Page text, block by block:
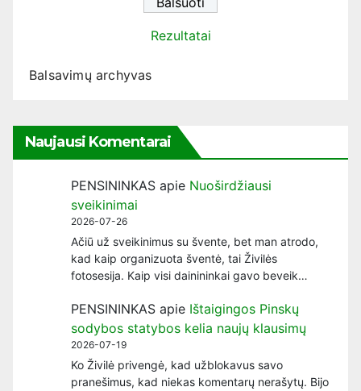
Rezultatai
Balsavimų archyvas
Naujausi Komentarai
PENSININKAS apie Nuoširdžiausi
sveikinimai
2026-07-26
Ačiū už sveikinimus su švente, bet man atrodo,
kad kaip organizuota šventė, tai Živilės
fotosesija. Kaip visi dainininkai gavo beveik…
PENSININKAS apie Ištaigingos Pinskų
sodybos statybos kelia naujų klausimų
2026-07-19
Ko Živilė privengė, kad užblokavus savo
pranešimus, kad niekas komentarų nerašytų. Bijo